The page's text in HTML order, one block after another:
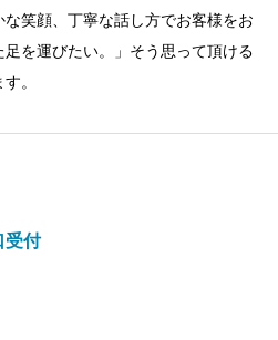
笑顔、丁寧な話し方でお客様をお
を運びたい。」そう思って頂ける
。
受付